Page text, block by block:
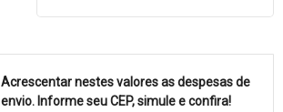
Acrescentar nestes valores as despesas de
envio. Informe seu CEP, simule e confira!